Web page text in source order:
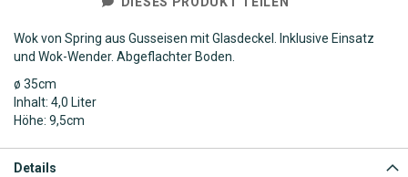
Wok von Spring aus Gusseisen mit Glasdeckel. Inklusive Einsatz
und Wok-Wender. Abgeflachter Boden.
ø 35cm
Inhalt: 4,0 Liter
Höhe: 9,5cm
Details